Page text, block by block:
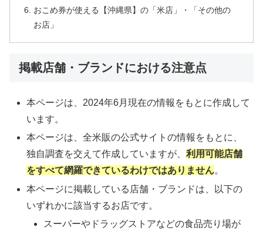
おこめ券が使える【沖縄県】の「米店」・「その他の
お店」
掲載店舗・ブランドにおける注意点
本ページは、2024年6月現在の情報をもとに作成して
います。
本ページは、全米販の公式サイトの情報をもとに、
独自調査を交えて作成していますが、利用可能店舗
をすべて網羅できているわけではありません。
本ページに掲載している店舗・ブランドは、以下の
いずれかに該当するお店です。
スーパーやドラッグストアなどの食品売り場が